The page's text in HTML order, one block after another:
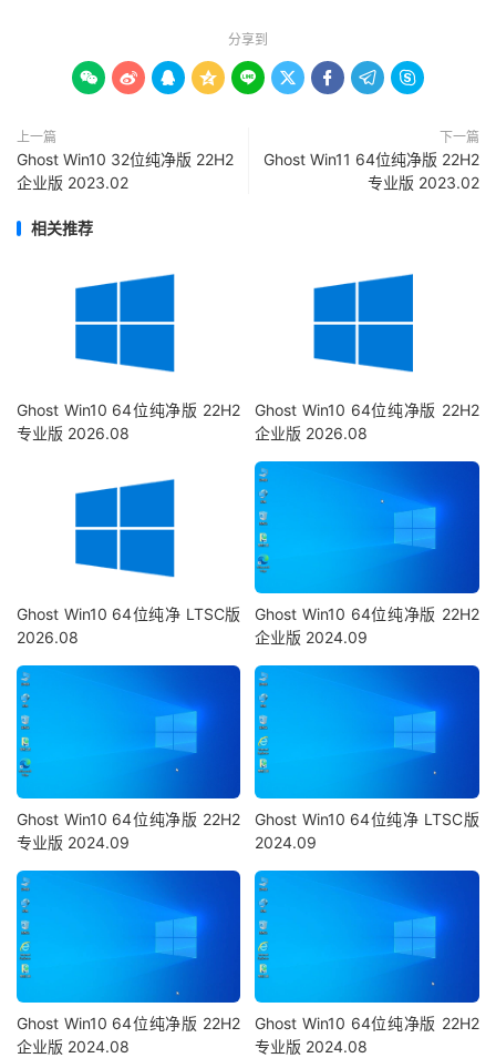
分享到
        
上一篇
Ghost Win10 32位纯净版 22H2
企业版 2023.02
下一篇
Ghost Win11 64位纯净版 22H2
专业版 2023.02
相关推荐
Ghost Win10 64位纯净版 22H2
专业版 2026.08
Ghost Win10 64位纯净版 22H2
企业版 2026.08
Ghost Win10 64位纯净 LTSC版
2026.08
Ghost Win10 64位纯净版 22H2
企业版 2024.09
Ghost Win10 64位纯净版 22H2
专业版 2024.09
Ghost Win10 64位纯净 LTSC版
2024.09
Ghost Win10 64位纯净版 22H2
企业版 2024.08
Ghost Win10 64位纯净版 22H2
专业版 2024.08